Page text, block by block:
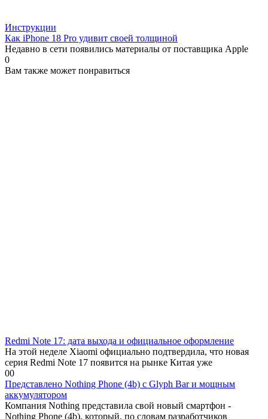
Инструкции
Как iPhone 18 Pro удивит своей толщиной
Недавно в сети появились материалы от поставщика Apple
0
Вам также может понравиться
Redmi Note 17: дата выхода и официальное оформление
На этой неделе Xiaomi официально подтвердила, что новая
серия Redmi Note 17 появится на рынке Китая уже
00
Представлено Nothing Phone (4b) с Glyph Bar и мощным
аккумулятором
Компания Nothing представила свой новый смартфон -
Nothing Phone (4b), который, по словам разработчиков